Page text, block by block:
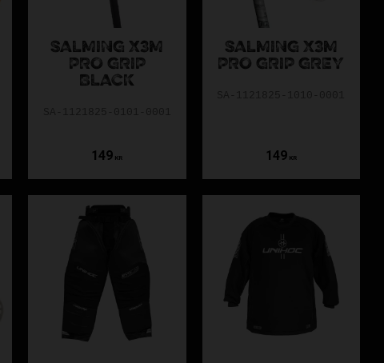
SALMING X3M
PRO GRIP
BLACK
149 KR
SALMING X3M
PRO GRIP GREY
149KR